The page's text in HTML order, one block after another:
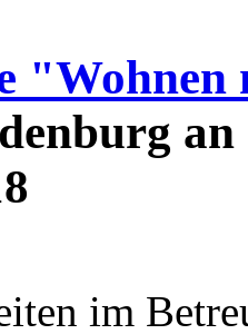
"Wohnen
im